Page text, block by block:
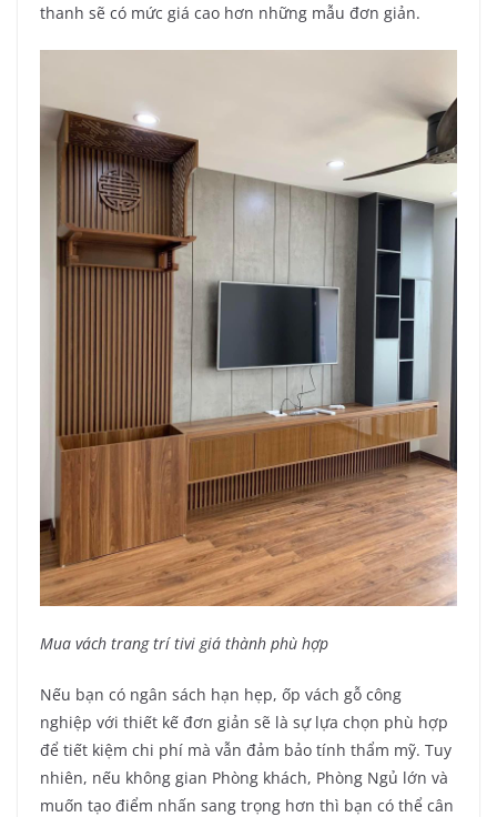
thanh sẽ có mức giá cao hơn những mẫu đơn giản.
Mua vách trang trí tivi giá thành phù hợp
Nếu bạn có ngân sách hạn hẹp, ốp vách gỗ công
nghiệp với thiết kế đơn giản sẽ là sự lựa chọn phù hợp
để tiết kiệm chi phí mà vẫn đảm bảo tính thẩm mỹ. Tuy
nhiên, nếu không gian Phòng khách, Phòng Ngủ lớn và
muốn tạo điểm nhấn sang trọng hơn thì bạn có thể cân